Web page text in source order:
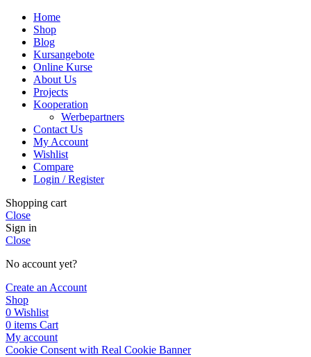
Home
Shop
Blog
Kursangebote
Online Kurse
About Us
Projects
Kooperation
Werbepartners
Contact Us
My Account
Wishlist
Compare
Login / Register
Shopping cart
Close
Sign in
Close
No account yet?
Create an Account
Shop
0 Wishlist
0 items Cart
My account
Cookie Consent with Real Cookie Banner